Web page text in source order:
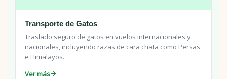
Transporte de Gatos
Traslado seguro de gatos en vuelos internacionales y
nacionales, incluyendo razas de cara chata como Persas
e Himalayos.
Ver más